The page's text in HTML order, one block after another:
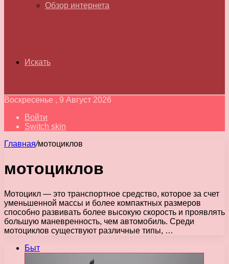
Обзор интернета
Искать
Воскресенье , 9 Август 2026
Войти
Switch skin
Главная/мотоциклов
мотоциклов
Мотоцикл — это транспортное средство, которое за счет
уменьшенной массы и более компактных размеров
способно развивать более высокую скорость и проявлять
большую маневренность, чем автомобиль. Среди
мотоциклов существуют различные типы, …
Быт